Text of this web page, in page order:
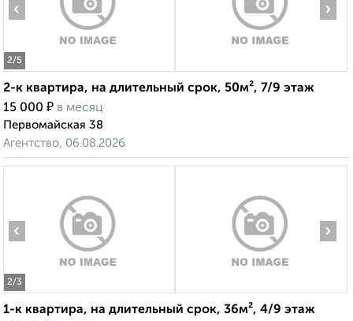
2/5
‹ ›
2-к квартира, на длительный срок, 50м², 7/9 этаж
15 000 ₽ в месяц
Первомайская 38
Агентство, 06.08.2026
2/3
‹ ›
1-к квартира, на длительный срок, 36м², 4/9 этаж